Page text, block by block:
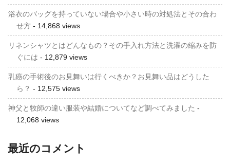
浴衣のバッグを持っていない場合や小さい時の対処法とその合わ
せ方- 14,868 views
リネンシャツとはどんなもの？その手入れ方法と洗濯の縮みを防
ぐには - 12,879 views
乳癌の手術後のお見舞いは行くべきか？お見舞い品はどうした
ら？ - 12,575 views
神父と牧師の違い服装や結婚についてなど調べてみました -
12,068 views
最近のコメント